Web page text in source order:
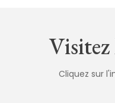
Visitez
Cliquez sur